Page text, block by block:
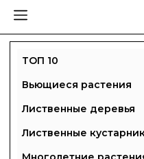
ТОП 10
Вьющиеся растения
Лиственные деревья
Лиственные